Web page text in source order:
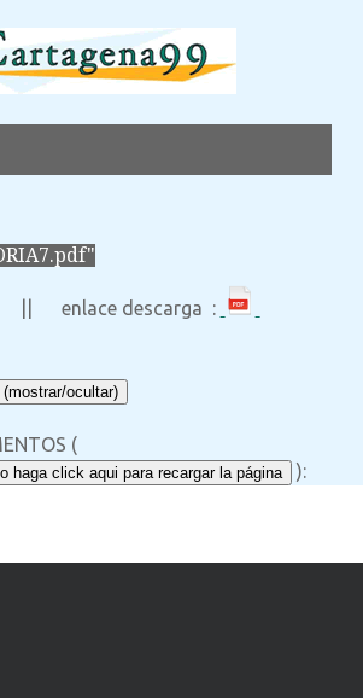
|| enlace descarga :
ocultar)
(
haga click aqui para recargar la página ):